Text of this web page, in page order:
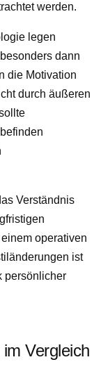
werden.
legen
dann
die Motivation
durch äußeren
Verständnis
operativen
ist
persönlicher
Vergleich